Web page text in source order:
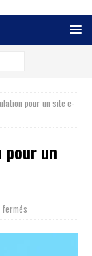
pour un site e-
un
fermés